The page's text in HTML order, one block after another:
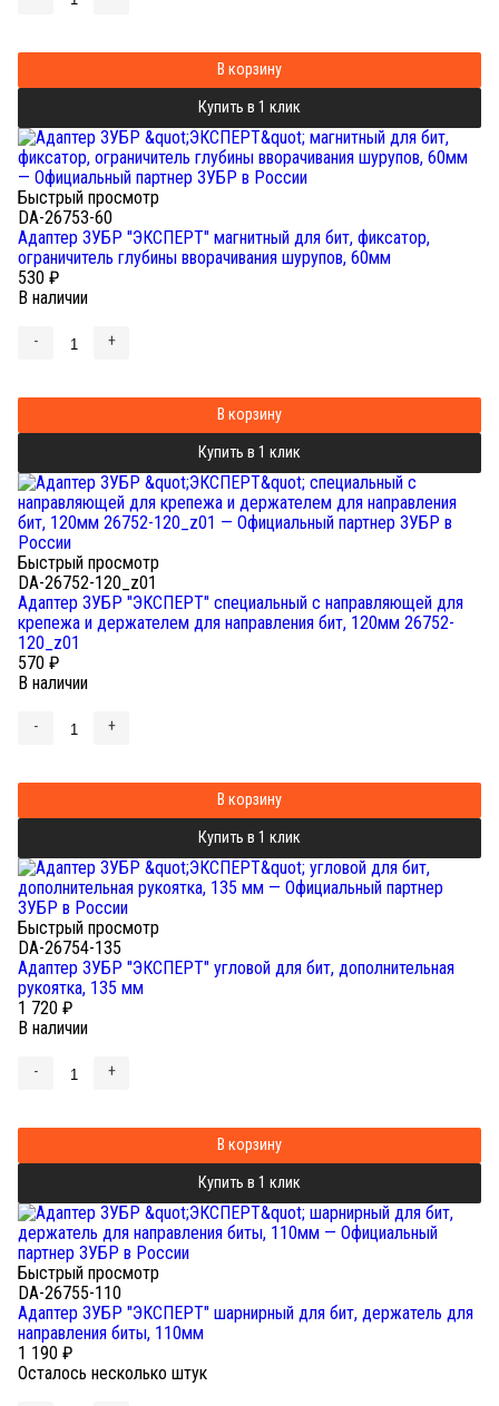
В корзину
Купить в 1 клик
Быстрый просмотр
DA-26753-60
Адаптер ЗУБР "ЭКСПЕРТ" магнитный для бит, фиксатор,
ограничитель глубины вворачивания шурупов, 60мм
530 ₽
В наличии
- +
В корзину
Купить в 1 клик
Быстрый просмотр
DA-26752-120_z01
Адаптер ЗУБР "ЭКСПЕРТ" специальный с направляющей для
крепежа и держателем для направления бит, 120мм 26752-
120_z01
570 ₽
В наличии
- +
В корзину
Купить в 1 клик
Быстрый просмотр
DA-26754-135
Адаптер ЗУБР "ЭКСПЕРТ" угловой для бит, дополнительная
рукоятка, 135 мм
1 720 ₽
В наличии
- +
В корзину
Купить в 1 клик
Быстрый просмотр
DA-26755-110
Адаптер ЗУБР "ЭКСПЕРТ" шарнирный для бит, держатель для
направления биты, 110мм
1 190 ₽
Осталось несколько штук